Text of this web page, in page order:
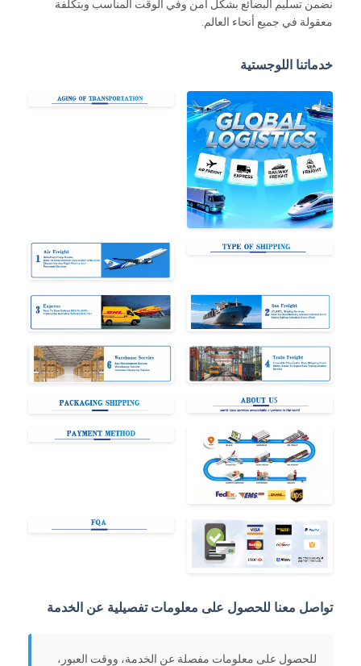
نضمن تسليم البضائع بشكل آمن وفي الوقت المناسب وبتكلفة
معقولة في جميع أنحاء العالم.
خدماتنا اللوجستية
تواصل معنا للحصول على معلومات تفصيلية عن الخدمة
للحصول على معلومات مفصلة عن الخدمة، ووقت العبور،